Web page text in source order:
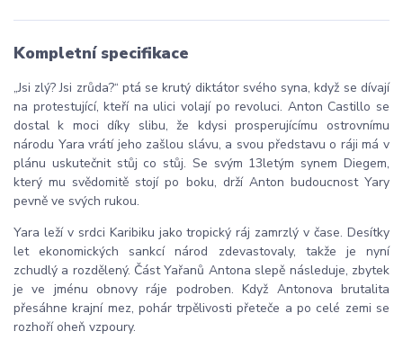
Kompletní specifikace
„Jsi zlý? Jsi zrůda?“ ptá se krutý diktátor svého syna, když se dívají
na protestující, kteří na ulici volají po revoluci. Anton Castillo se
dostal k moci díky slibu, že kdysi prosperujícímu ostrovnímu
národu Yara vrátí jeho zašlou slávu, a svou představu o ráji má v
plánu uskutečnit stůj co stůj. Se svým 13letým synem Diegem,
který mu svědomitě stojí po boku, drží Anton budoucnost Yary
pevně ve svých rukou.
Yara leží v srdci Karibiku jako tropický ráj zamrzlý v čase. Desítky
let ekonomických sankcí národ zdevastovaly, takže je nyní
zchudlý a rozdělený. Část Yařanů Antona slepě následuje, zbytek
je ve jménu obnovy ráje podroben. Když Antonova brutalita
přesáhne krajní mez, pohár trpělivosti přeteče a po celé zemi se
rozhoří oheň vzpoury.